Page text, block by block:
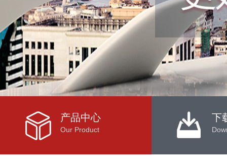
产品中心
Our Product
下